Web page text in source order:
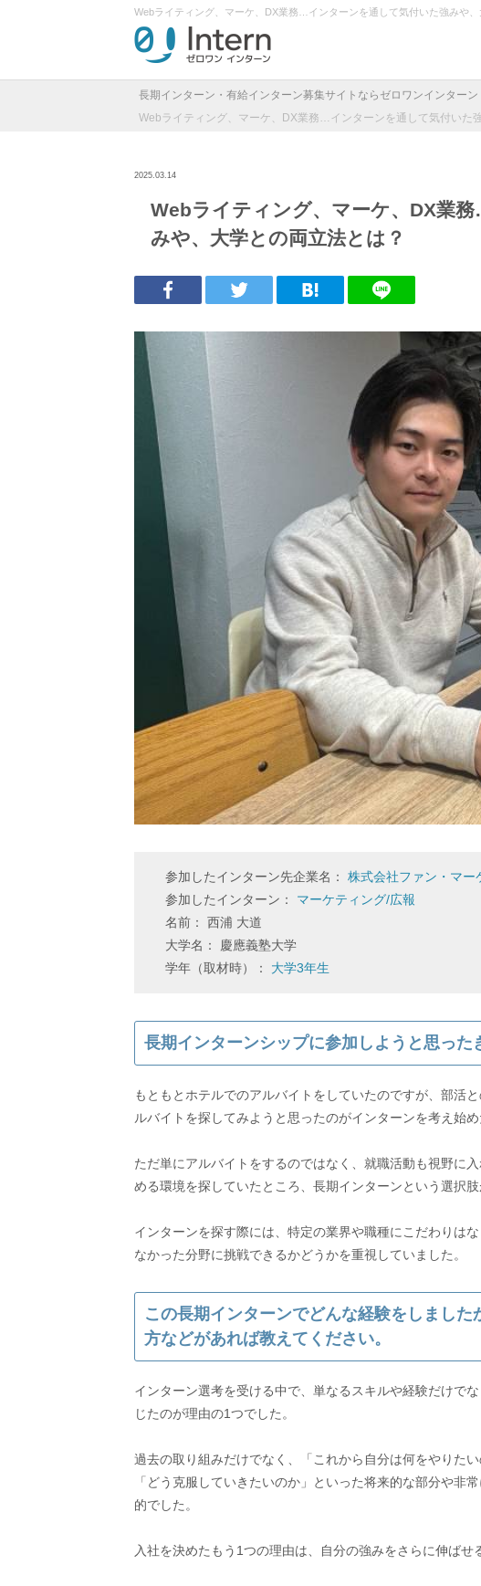
Webライティング、マーケ、DX業務…インターンを通して気付いた強みや
長期インターン・有給インターン募集サイトならゼロワンインターン
Webライティング、マーケ、DX業務…インターンを通して気付いた
2025.03.14
Webライティング、マーケ、DX業
みや、大学との両立法とは？
参加したインターン先企業名： 株式会社ファン・マー
参加したインターン： マーケティング/広報
名前： 西浦 大道
大学名： 慶應義塾大学
学年（取材時）： 大学3年生
長期インターンシップに参加しようと思った
もともとホテルでのアルバイトをしていたのですが、部活
ルバイトを探してみようと思ったのがインターンを考え始め
ただ単にアルバイトをするのではなく、就職活動も視野に
める環境を探していたところ、長期インターンという選択肢
インターンを探す際には、特定の業界や職種にこだわりは
この長期インターンでどんな経験をしまし
方などがあれば教えてください。
インターン選考を受ける中で、単なるスキルや経験だけで
じたのが理由の1つでした。
過去の取り組みだけでなく、「これから自分は何をやりた
「どう克服していきたいのか」といった将来的な部分や非
的でした。
入社を決めたもう1つの理由は、自分の強みをさらに伸ばせ